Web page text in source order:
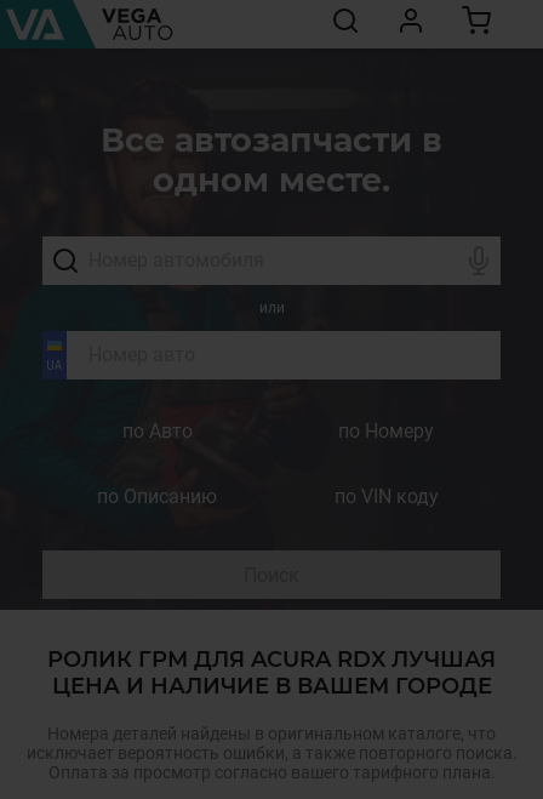
Все автозапчасти в
одном месте.
или
по Авто по Номеру
по Описанию по VIN коду
РОЛИК ГРМ ДЛЯ ACURA RDX ЛУЧШАЯ
ЦЕНА И НАЛИЧИЕ В ВАШЕМ ГОРОДЕ
Номера деталей найдены в оригинальном каталоге, что
исключает вероятность ошибки, а также повторного поиска.
Оплата за просмотр согласно вашего тарифного плана.